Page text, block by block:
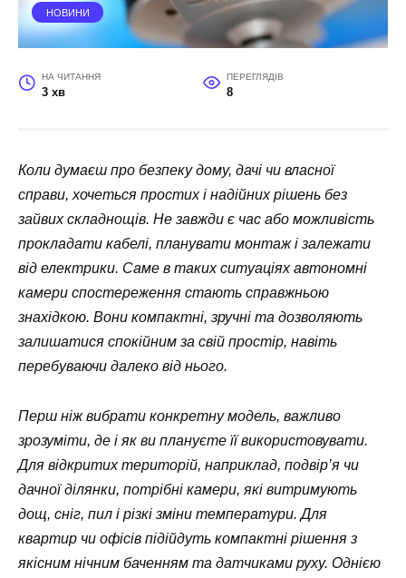
НОВИНИ
НА ЧИТАННЯ
3 хв
ПЕРЕГЛЯДІВ
8
Коли думаєш про безпеку дому, дачі чи власної
справи, хочеться простих і надійних рішень без
зайвих складнощів. Не завжди є час або можливість
прокладати кабелі, планувати монтаж і залежати
від електрики. Саме в таких ситуаціях автономні
камери спостереження стають справжньою
знахідкою. Вони компактні, зручні та дозволяють
залишатися спокійним за свій простір, навіть
перебуваючи далеко від нього.
Перш ніж вибрати конкретну модель, важливо
зрозуміти, де і як ви плануєте її використовувати.
Для відкритих територій, наприклад, подвір’я чи
дачної ділянки, потрібні камери, які витримують
дощ, сніг, пил і різкі зміни температури. Для
квартир чи офісів підійдуть компактні рішення з
якісним нічним баченням та датчиками руху. Однією